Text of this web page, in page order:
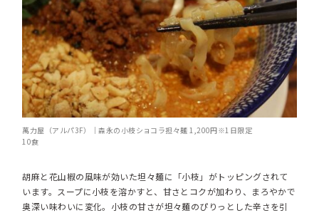
萬力屋（アルパ3F）｜森永の小枝ショコラ担々麺 1,200円※1日限定
10食
胡麻と花山椒の風味が効いた坦々麺に「小枝」がトッピングされて
います。スープに小枝を溶かすと、甘さとコクが加わり、まろやかで
奥深い味わいに変化。小枝の甘さが坦々麺のぴりっとした辛さを引